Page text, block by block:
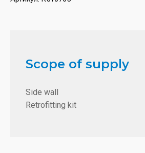
Scope of supply
Side wall
Retrofitting kit